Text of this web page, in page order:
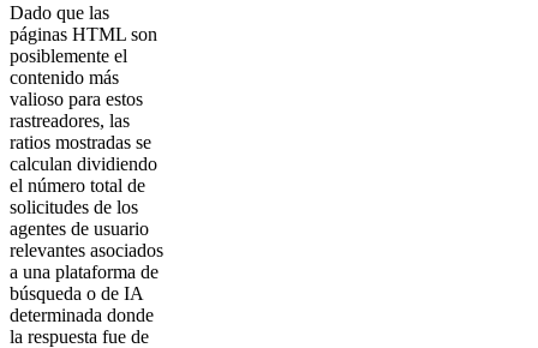
Dado que las
páginas HTML son
posiblemente el
contenido más
valioso para estos
rastreadores, las
ratios mostradas se
calculan dividiendo
el número total de
solicitudes de los
agentes de usuario
relevantes asociados
a una plataforma de
búsqueda o de IA
determinada donde
la respuesta fue de